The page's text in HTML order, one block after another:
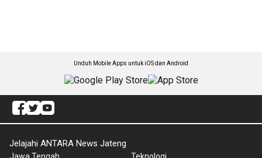
Unduh Mobile Apps untuk iOS dan Android
Jelajahi ANTARA News Jateng